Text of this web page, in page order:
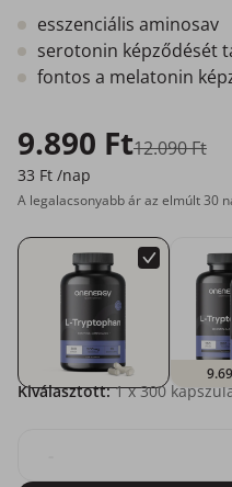
esszenciális aminosav
serotonin képződését
fontos a melatonin
9.890 Ft12.090 Ft
33 Ft /nap
A legalacsonyabb ár az elmúlt 30
Kiválasztott: 1x 300